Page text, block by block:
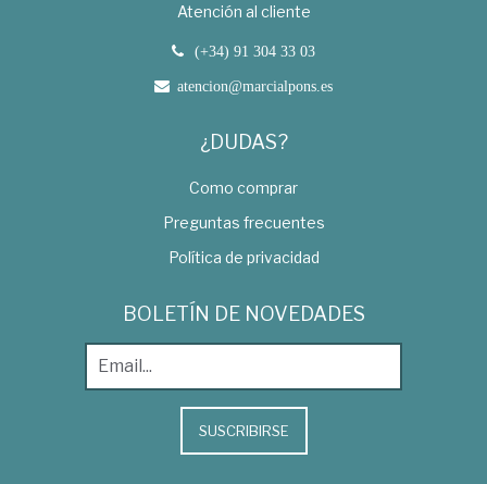
Atención al cliente
(+34) 91 304 33 03
atencion@marcialpons.es
¿DUDAS?
Como comprar
Preguntas frecuentes
Política de privacidad
BOLETÍN DE NOVEDADES
SUSCRIBIRSE